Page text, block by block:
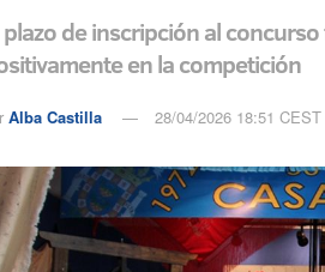
plazo de inscripción al
en la competición
Alba Castilla 28/04/2026 18:51 CEST